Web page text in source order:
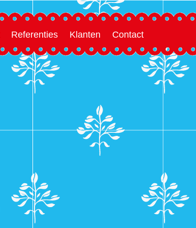
Referenties Klanten Contact